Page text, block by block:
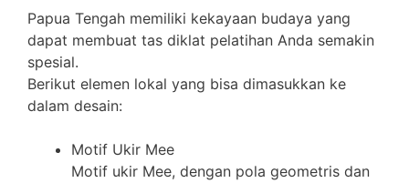
Papua Tengah memiliki kekayaan budaya yang
dapat membuat tas diklat pelatihan Anda semakin
spesial.
Berikut elemen lokal yang bisa dimasukkan ke
dalam desain:
Motif Ukir Mee
Motif ukir Mee, dengan pola geometris dan